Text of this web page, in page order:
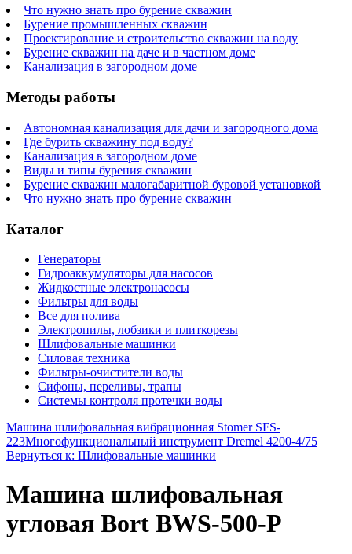
Что нужно знать про бурение скважин
Бурение промышленных скважин
Проектирование и строительство скважин на воду
Бурение скважин на даче и в частном доме
Канализация в загородном доме
Методы работы
Автономная канализация для дачи и загородного дома
Где бурить скважину под воду?
Канализация в загородном доме
Виды и типы бурения скважин
Бурение скважин малогабаритной буровой установкой
Что нужно знать про бурение скважин
Каталог
Генераторы
Гидроаккумуляторы для насосов
Жидкостные электронасосы
Фильтры для воды
Все для полива
Электропилы, лобзики и плиткорезы
Шлифовальные машинки
Силовая техника
Фильтры-очистители воды
Сифоны, переливы, трапы
Системы контроля протечки воды
Машина шлифовальная вибрационная Stomer SFS-
223Многофункциональный инструмент Dremel 4200-4/75
Вернуться к: Шлифовальные машинки
Машина шлифовальная
угловая Bort BWS-500-P